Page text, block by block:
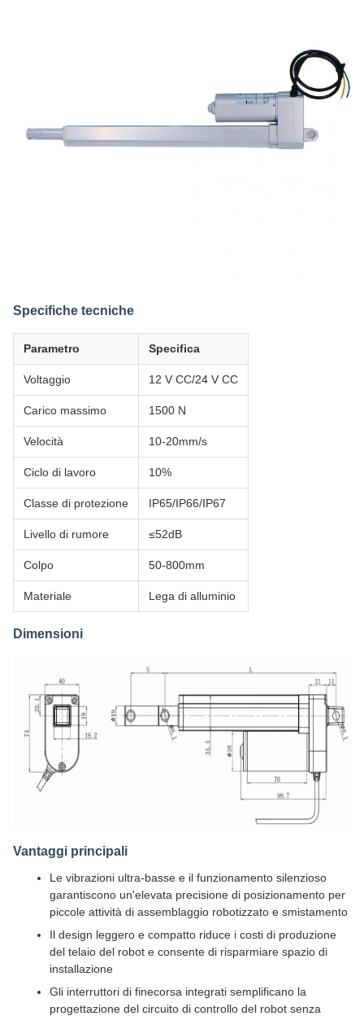
Specifiche tecniche
Parametro Specifica
Voltaggio 12 V CC/24 V CC
Carico massimo 1500 N
Velocità 10-20mm/s
Ciclo di lavoro 10%
Classe di protezione IP65/IP66/IP67
Livello di rumore ≤52dB
Colpo 50-800mm
Materiale Lega di alluminio
Dimensioni
Vantaggi principali
Le vibrazioni ultra-basse e il funzionamento silenzioso
garantiscono un'elevata precisione di posizionamento per
piccole attività di assemblaggio robotizzato e smistamento
Il design leggero e compatto riduce i costi di produzione
del telaio del robot e consente di risparmiare spazio di
installazione
Gli interruttori di finecorsa integrati semplificano la
progettazione del circuito di controllo del robot senza